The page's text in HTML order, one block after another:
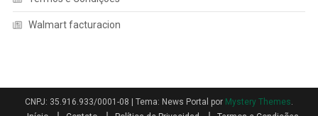
Walmart facturacion
CNPJ: 35.916.933/0001-08 Tema: News Portal por Mystery Themes.